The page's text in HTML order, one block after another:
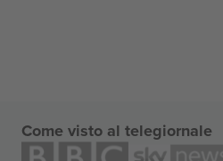
Come visto al telegiornale